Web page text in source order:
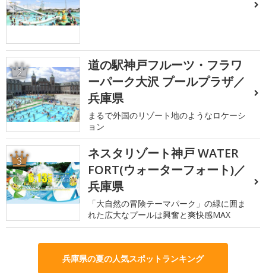
2
道の駅神戸フルーツ・フラワ
ーパーク大沢 プールプラザ／
兵庫県
まるで外国のリゾート地のようなロケーシ
ョン
3
ネスタリゾート神戸 WATER
FORT(ウォーターフォート)／
兵庫県
「大自然の冒険テーマパーク」の緑に囲ま
れた広大なプールは興奮と爽快感MAX
兵庫県の夏の人気スポットランキング